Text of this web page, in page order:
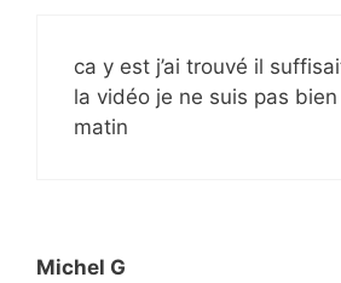
ca y est j’ai trouvé il
la vidéo je ne suis pas
matin
Michel G